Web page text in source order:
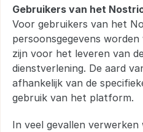
Gebruikers van het
Voor gebruikers van het
persoonsgegevens
zijn voor het leveren van
dienstverlening. De aard
afhankelijk van de
gebruik van het platform.
In veel gevallen verwerken